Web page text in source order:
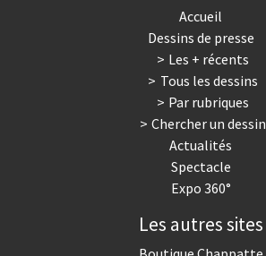
Accueil
Dessins de presse
Les + récents
Tous les dessins
Par rubriques
Chercher un dessin
Actualités
Spectacle
Expo 360°
Les autres sites